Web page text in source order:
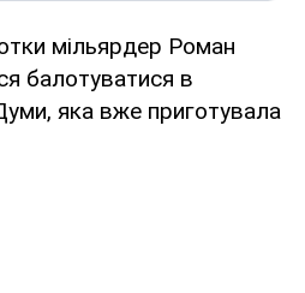
мільярдер Роман
балотуватися в
яка вже приготувала